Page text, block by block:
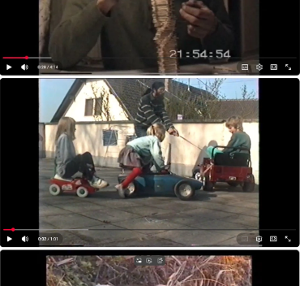
RUSH 4 MN 15 S
Sur la terrasse de Matzenheim.
Mars 1997
VOIR LE RUSH 1 MN 2 S